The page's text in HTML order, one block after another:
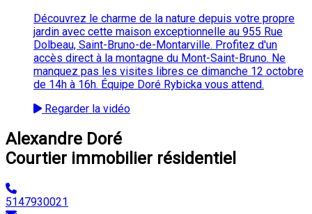
Découvrez le charme de la nature depuis votre propre
jardin avec cette maison exceptionnelle au 955 Rue
Dolbeau, Saint-Bruno-de-Montarville. Profitez d'un
accès direct à la montagne du Mont-Saint-Bruno. Ne
manquez pas les visites libres ce dimanche 12 octobre
de 14h à 16h. Équipe Doré Rybicka vous attend.
Regarder la vidéo
Alexandre Doré
Courtier immobilier résidentiel
5147930021